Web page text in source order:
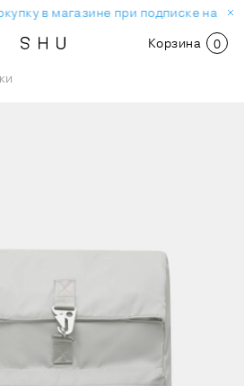
в магазине при подписке на
Корзина 0